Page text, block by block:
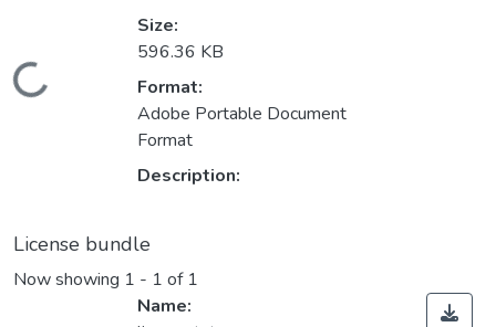
Loading...
Size:
596.36 KB
Format:
Adobe Portable Document
Format
Description:
License bundle
Now showing 1 - 1 of 1
Name: